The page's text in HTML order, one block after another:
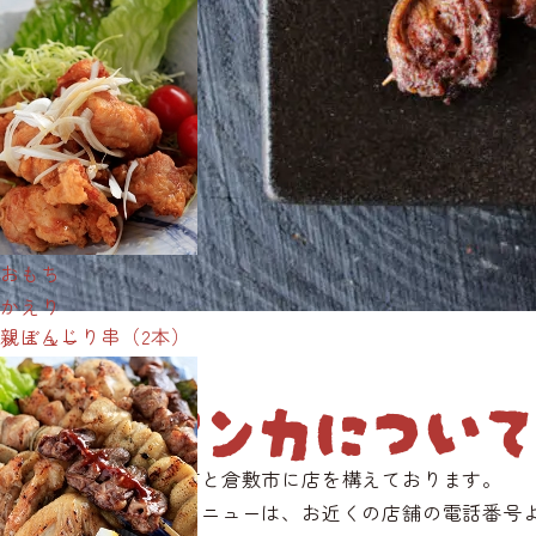
おもち
かえり
メニュー
親ぼんじり串（2本）
ズリ串（2本）
パチャマンカについて
パチャマンカは岡山市と倉敷市に店を構えております。
ご予約・お持ち帰りメニューは、お近くの店舗の電話番号